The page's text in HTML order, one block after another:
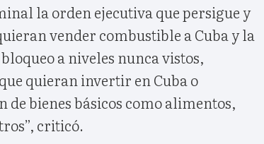
la orden ejecutiva que persigue y
vender combustible a Cuba y la
a niveles nunca vistos,
quieran invertir en Cuba o
bienes básicos como alimentos,
criticó.